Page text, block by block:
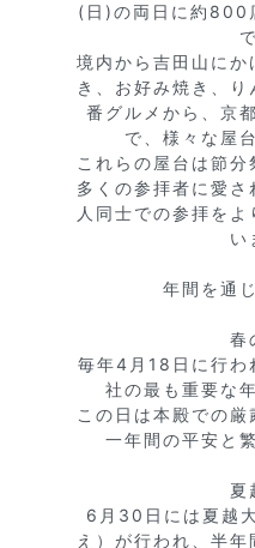
(日)の両日に約800
境内から吉田山に
き、お好み焼き、
番グルメから、京
で、様々な屋
これらの屋台は節
多くの参拝者に愛
人同士での参拝を
い
年間を通
春
毎年4月18日に行わ
社の最も重要な
この日は本殿での厳
一年間の平安と
夏
6月30日には夏越
え）が行われ、半